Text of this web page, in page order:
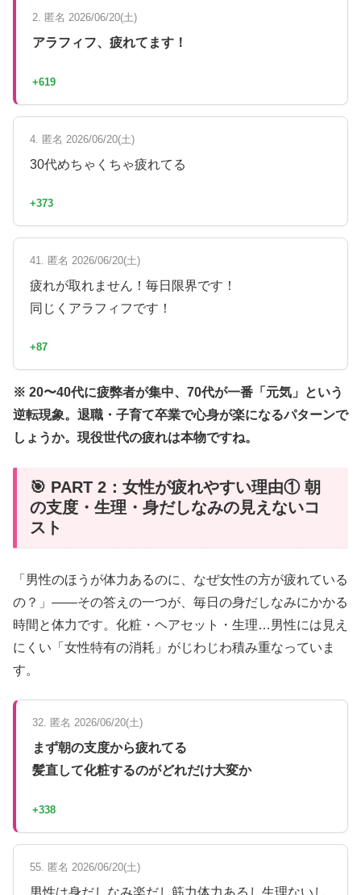
2. 匿名 2026/06/20(土)
アラフィフ、疲れてます！
+619
4. 匿名 2026/06/20(土)
30代めちゃくちゃ疲れてる
+373
41. 匿名 2026/06/20(土)
疲れが取れません！毎日限界です！
同じくアラフィフです！
+87
※ 20〜40代に疲弊者が集中、70代が一番「元気」という
逆転現象。退職・子育て卒業で心身が楽になるパターンで
しょうか。現役世代の疲れは本物ですね。
🎯 PART 2：女性が疲れやすい理由① 朝
の支度・生理・身だしなみの見えないコ
スト
「男性のほうが体力あるのに、なぜ女性の方が疲れている
の？」——その答えの一つが、毎日の身だしなみにかかる
時間と体力です。化粧・ヘアセット・生理…男性には見え
にくい「女性特有の消耗」がじわじわ積み重なっていま
す。
32. 匿名 2026/06/20(土)
まず朝の支度から疲れてる
髪直して化粧するのがどれだけ大変か
+338
55. 匿名 2026/06/20(土)
男性は身だしなみ楽だし筋力体力あるし生理ないし